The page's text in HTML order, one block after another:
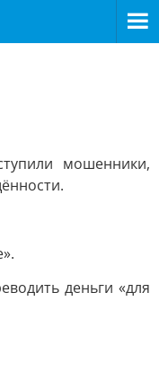
мошенники,
деньги «для